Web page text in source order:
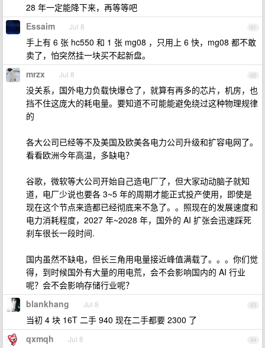
28 年一定能降下来，再等等吧
41
Essaim Jul 8
手上有 6 张 hc550 和 1 张 mg08 ，只用上 6 快，mg08 都不敢
卖了，怕突然挂一块买不起新盘。
42
mrzx Jul 8
没关系，国外电力负载快爆仓了，就算有再多的芯片，机房，也
挡不住这庞大的耗电量。要知道不可能能避免绕过这种物理规律
的
各大公司已经等不及美国及欧美各电力公司升级和扩容电网了。
看看欧洲今年高温，多缺电？
谷歌，微软等大公司开始自己造电厂了，但大家动动脑子就知
道，电厂少说也要各 3~5 年的周期才能正式投产使用，即使是
现在这个节点来造都已经彻底来不急了。。照现在的发展速度和
电力消耗程度，2027 年~2028 年，国外的 AI 扩张会迅速踩死
刹车很长一段时间.
国内虽然不缺电，但长三角用电量接近峰值满载了。。。你们觉
得，到时候国外有大量的用电荒，会不会影响国内的 AI 行业
呢？会不会影响存储行业呢？
43
blankhang Jul 8
当初 4 块 16T 二手 940 现在二手都要 2300 了
44
qxmqh Jul 8